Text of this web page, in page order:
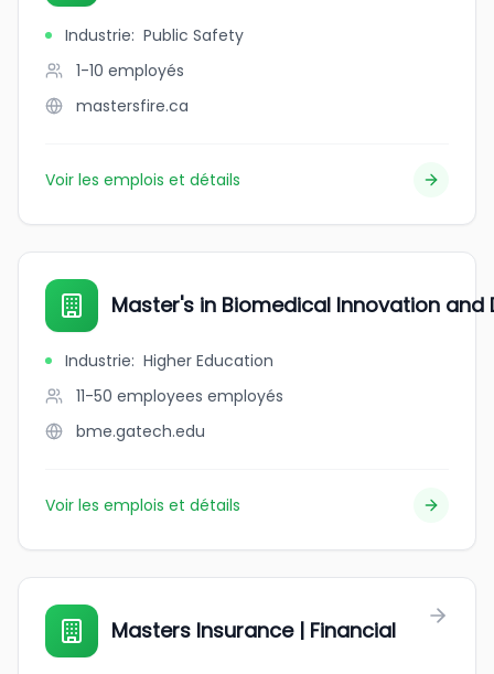
Industrie: Public Safety
1-10 employés
mastersfire.ca
Voir les emplois et détails
Master's in Biomedical Innovation
Industrie: Higher Education
11-50 employees employés
bme.gatech.edu
Voir les emplois et détails
Masters Insurance | Financial